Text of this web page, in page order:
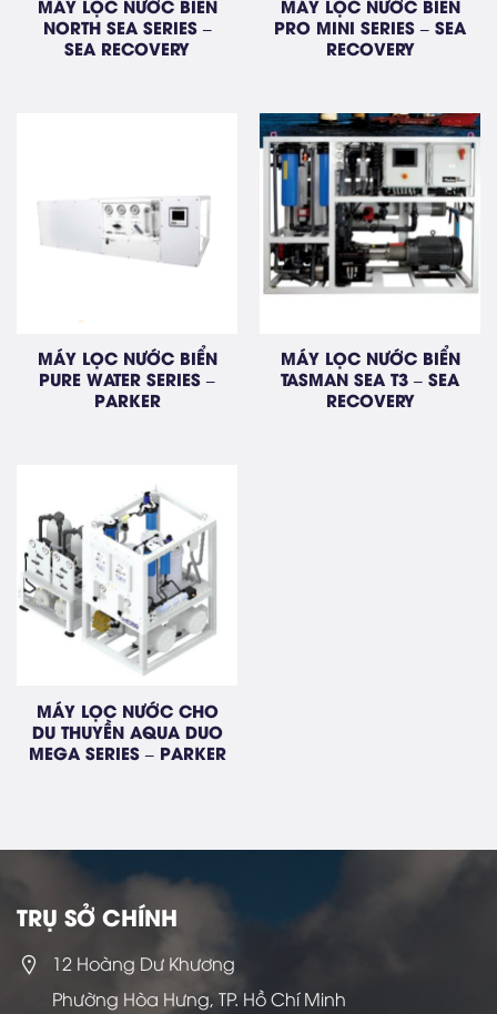
MÁY LỌC NƯỚC BIỂN
NORTH SEA SERIES –
SEA RECOVERY
MÁY LỌC NƯỚC BIỂN
PRO MINI SERIES – SEA
RECOVERY
MÁY LỌC NƯỚC BIỂN
PURE WATER SERIES –
PARKER
MÁY LỌC NƯỚC BIỂN
TASMAN SEA T3 – SEA
RECOVERY
MÁY LỌC NƯỚC CHO
DU THUYỀN AQUA DUO
MEGA SERIES – PARKER
TRỤ SỞ CHÍNH
12 Hoàng Dư Khương
Phường Hòa Hưng, TP. Hồ Chí Minh